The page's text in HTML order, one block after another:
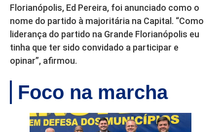
Florianópolis, Ed Pereira, foi anunciado como o
nome do partido à majoritária na Capital. “Como
liderança do partido na Grande Florianópolis eu
tinha que ter sido convidado a participar e
opinar”, afirmou.
Foco na marcha